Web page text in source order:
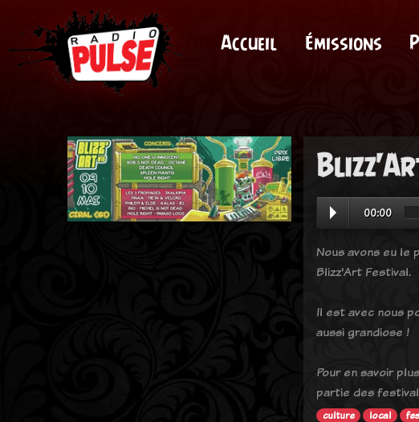
Accueil Émissions
00:00
Nous avons eu le
Blizz'Art Festival.
Il est avec nous
aussi grandiose !
Pour en savoir
partie des
culture local